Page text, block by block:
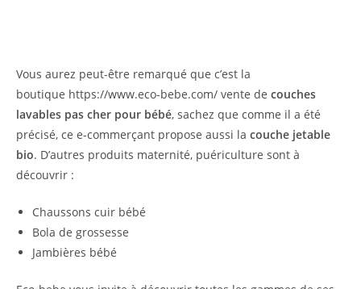
Vous aurez peut-être remarqué que c’est la
boutique https://www.eco-bebe.com/ vente de couches
lavables pas cher pour bébé, sachez que comme il a été
précisé, ce e-commerçant propose aussi la couche jetable
bio. D’autres produits maternité, puériculture sont à
découvrir :
Chaussons cuir bébé
Bola de grossesse
Jambières bébé